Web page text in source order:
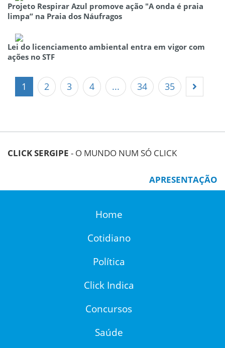
Projeto Respirar Azul promove ação "A onda é praia
limpa” na Praia dos Náufragos
Lei do licenciamento ambiental entra em vigor com
ações no STF
1 2 3 4 ... 34 35
CLICK SERGIPE - O MUNDO NUM SÓ CLICK
APRESENTAÇÃO
Home
Cotidiano
Política
Click Indica
Concursos
Saúde